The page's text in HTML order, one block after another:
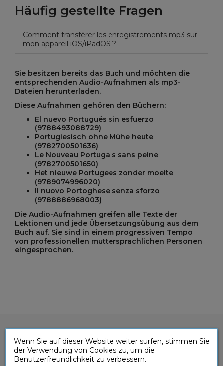
Häufig gestellte Fragen
Comment transférer les enregistrements mp3 sur
mon appareil iOS/iPadOS ?
Sie besitzen bereits das Buch und möchten die
entsprechenden Audio-Aufnahmen als mp3-
Dateien herunterladen.
Diese Aufnahmen gehören den Büchern:
El nuevo Portugués sin esfuerzo
(9788493088729)
Portugiesisch ohne Mühe heute
(9782700501636)
Le Nouveau Portugais sans peine
(9782700501650)
Het nieuwe Portugees zonder moeite
(9789074996020)
Il nuovo Portoghese senza sforzo
(9788886968003)
Die Audio-Aufnahmen greifen alle Texte der
Lektionen und jede Übersetzungsübung aus dem
Buch auf. Sie sind in einem progressiven Tempo
von professionellen muttersprachlichen Personen
eingesprochen.
Wenn Sie auf dieser Website weiter surfen, stimmen Sie
der Verwendung von Cookies zu, um die
Benutzerfreundlichkeit zu verbessern.